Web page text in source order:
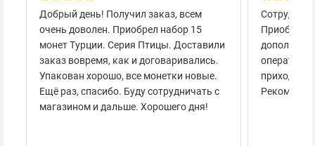
Добрый день! Получил заказ, всем
очень доволен. Приобрел набор 15
монет Турции. Серия Птицы. Доставили
заказ вовремя, как и договаривались.
Упакован хорошо, все монетки новые.
Ещё раз, спасибо. Буду сотрудничать с
магазином и дальше. Хорошего дня!
приходило